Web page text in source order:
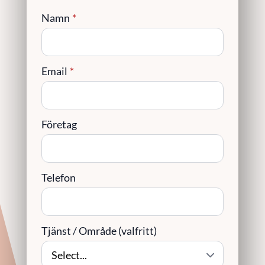
Namn *
Email *
Företag
Telefon
Tjänst / Område (valfritt)